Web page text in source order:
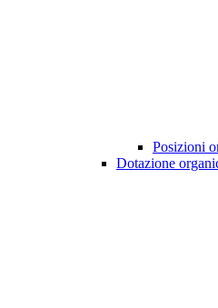
Posizioni
Dotazione